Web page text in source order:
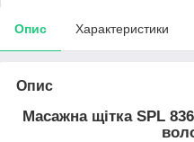
Опис Характеристики
Опис
Масажна щітка SPL